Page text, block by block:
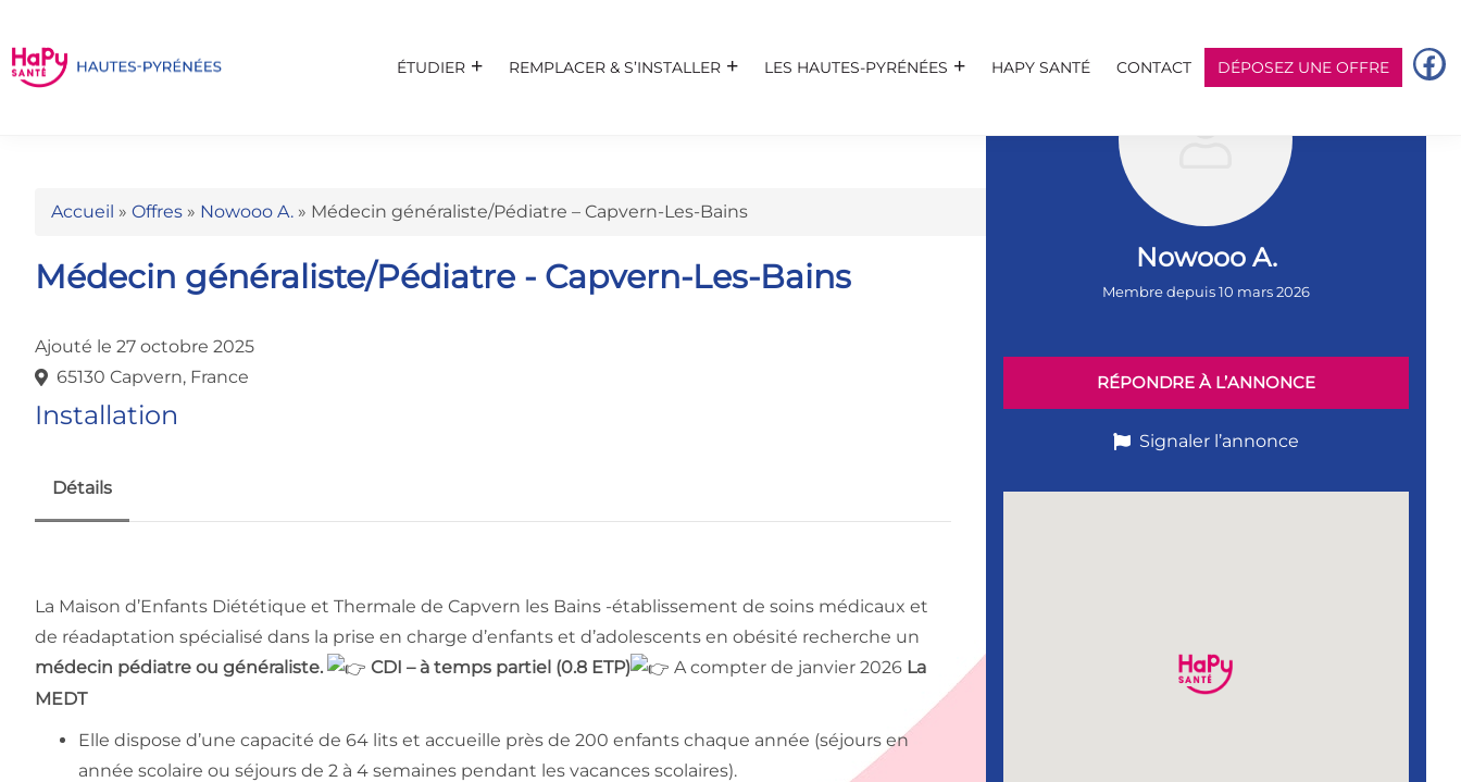
ÉTUDIER REMPLACER & S’INSTALLER LES HAUTES-PYRÉNÉES HAPY SANTÉ CONTACT DÉPOSEZ UNE OFFRE
Accueil » Offres » Nowooo A. » Médecin généraliste/Pédiatre – Capvern-Les-Bains
Médecin généraliste/Pédiatre - Capvern-Les-Bains
Ajouté le 27 octobre 2025
65130 Capvern, France
Installation
Détails
La Maison d’Enfants Diététique et Thermale de Capvern les Bains -établissement de soins médicaux et
de réadaptation spécialisé dans la prise en charge d’enfants et d’adolescents en obésité recherche un
médecin pédiatre ou généraliste.
CDI – à temps partiel (0.8 ETP) A compter de janvier 2026 La
MEDT
Elle dispose d’une capacité de 64 lits et accueille près de 200 enfants chaque année (séjours en
année scolaire ou séjours de 2 à 4 semaines pendant les vacances scolaires).
Nowooo A.
Membre depuis 10 mars 2026
RÉPONDRE À L’ANNONCE
Signaler l’annonce